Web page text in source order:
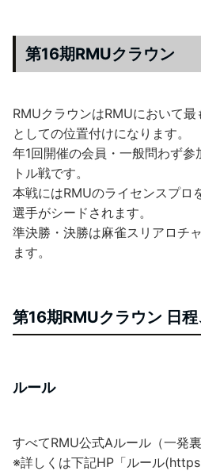
第16期RMUクラウン
RMUクラウンはRMUにおいて
としての位置付けになります。
年1回開催の会員・一般問わず参
トル戦です。
本戦にはRMUのライセンスプロ
選手がシードされます。
準決勝・決勝は麻雀スリアロチ
ます。
第16期RMUクラウン 日
ルール
すべてRMU公式Aルール（一発裏
※詳しくは下記HP「ルール